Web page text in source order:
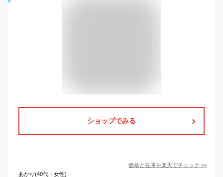
ショップでみる
価格と在庫を楽天でチェック >>
あかり(40代・女性)